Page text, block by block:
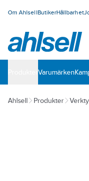
Om AhlsellButikerHållbarhet
Varumärken
Ahlsell Produkter